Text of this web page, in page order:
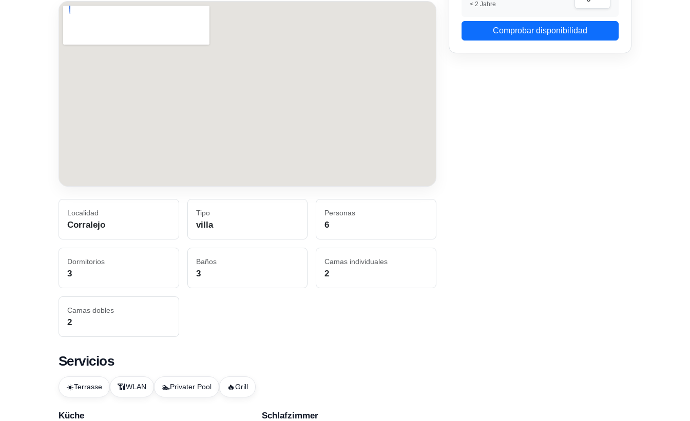
Localidad
Corralejo
Tipo
villa
Personas
6
Dormitorios
3
Baños
3
Camas individuales
2
Camas dobles
2
Servicios
☀️Terrasse 📶 WLAN 🏊Privater Pool 🔥Grill
Küche Schlafzimmer
< 2 Jahre
Comprobar disponibilidad